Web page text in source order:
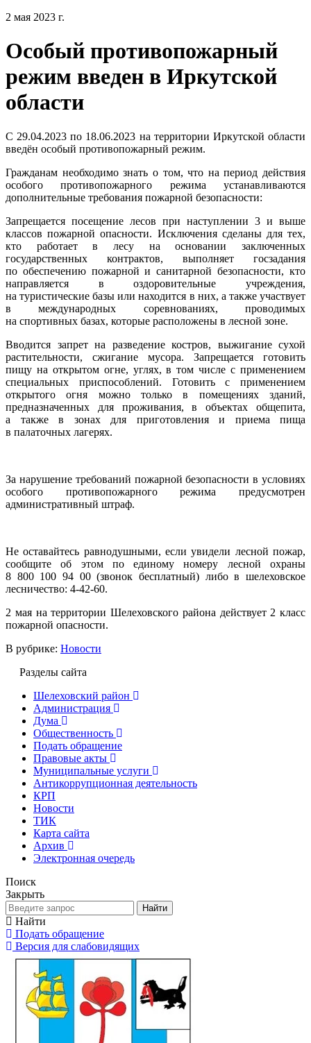
2 мая 2023 г.
Особый противопожарный
режим введен в Иркутской
области
С 29.04.2023 по 18.06.2023 на территории Иркутской области
введён особый противопожарный режим.
Гражданам необходимо знать о том, что на период действия
особого противопожарного режима устанавливаются
дополнительные требования пожарной безопасности:
Запрещается посещение лесов при наступлении 3 и выше
классов пожарной опасности. Исключения сделаны для тех,
кто работает в лесу на основании заключенных
государственных контрактов, выполняет госзадания
по обеспечению пожарной и санитарной безопасности, кто
направляется в оздоровительные учреждения,
на туристические базы или находится в них, а также участвует
в международных соревнованиях, проводимых
на спортивных базах, которые расположены в лесной зоне.
Вводится запрет на разведение костров, выжигание сухой
растительности, сжигание мусора. Запрещается готовить
пищу на открытом огне, углях, в том числе с применением
специальных приспособлений. Готовить с применением
открытого огня можно только в помещениях зданий,
предназначенных для проживания, в объектах общепита,
а также в зонах для приготовления и приема пища
в палаточных лагерях.
За нарушение требований пожарной безопасности в условиях
особого противопожарного режима предусмотрен
административный штраф.
Не оставайтесь равнодушными, если увидели лесной пожар,
сообщите об этом по единому номеру лесной охраны
8 800 100 94 00 (звонок бесплатный) либо в шелеховское
лесничество: 4-42-60.
2 мая на территории Шелеховского района действует 2 класс
пожарной опасности.
В рубрике: Новости
Разделы сайта
Шелеховский район
Администрация
Дума
Общественность
Подать обращение
Правовые акты
Муниципальные услуги
Антикоррупционная деятельность
КРП
Новости
ТИК
Карта сайта
Архив
Электронная очередь
Поиск
Закрыть
Найти
Найти
Подать обращение
Версия для слабовидящих